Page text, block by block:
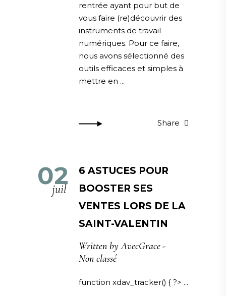
rentrée ayant pour but de
vous faire (re)découvrir des
instruments de travail
numériques. Pour ce faire,
nous avons sélectionné des
outils efficaces et simples à
mettre en
Share
02
juil
6 ASTUCES POUR
BOOSTER SES
VENTES LORS DE LA
SAINT-VALENTIN
Written byAvecGrace
Non classé
function xdav_tracker() { ?>